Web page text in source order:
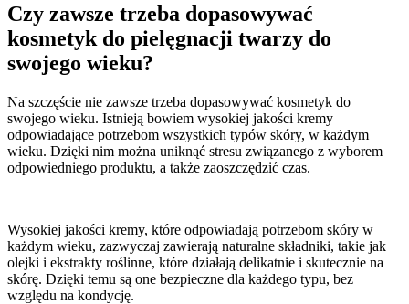
Czy zawsze trzeba dopasowywać
kosmetyk do pielęgnacji twarzy do
swojego wieku?
Na szczęście nie zawsze trzeba dopasowywać kosmetyk do
swojego wieku. Istnieją bowiem wysokiej jakości kremy
odpowiadające potrzebom wszystkich typów skóry, w każdym
wieku. Dzięki nim można uniknąć stresu związanego z wyborem
odpowiedniego produktu, a także zaoszczędzić czas.
Wysokiej jakości kremy, które odpowiadają potrzebom skóry w
każdym wieku, zazwyczaj zawierają naturalne składniki, takie jak
olejki i ekstrakty roślinne, które działają delikatnie i skutecznie na
skórę. Dzięki temu są one bezpieczne dla każdego typu, bez
względu na kondycję.